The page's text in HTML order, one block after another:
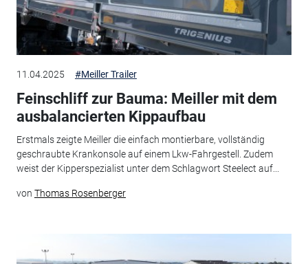
11.04.2025 #Meiller Trailer
Feinschliff zur Bauma: Meiller mit dem
ausbalancierten Kippaufbau
Erstmals zeigte Meiller die einfach montierbare, vollständig
geschraubte Krankonsole auf einem Lkw-Fahrgestell. Zudem
weist der Kipperspezialist unter dem Schlagwort Steelect auf...
von Thomas Rosenberger